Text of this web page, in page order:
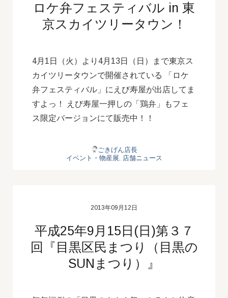
ロケ弁フェスティバル in 東
京スカイツリータウン！
4月1日（火）より4月13日（日）まで東京ス
カイツリータウンで開催されている 「ロケ
弁フェスティバル」にえび寿屋が出店してま
すよっ！ えび寿屋一押しの「鶏弁」もフェ
ス限定バージョンにて販売中！！
ごきげん店長
イベント・物産展, 店舗ニュース
2013年09月12日
平成25年9月15日(日)第３７
回『目黒区民まつり（目黒の
SUNまつり）』